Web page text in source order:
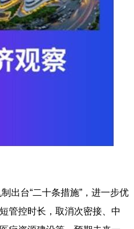
出台“二十条措施”，进一步优
管控时长，取消次密接、中